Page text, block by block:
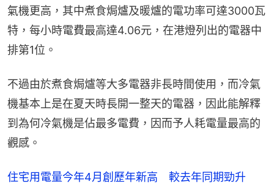
氣機更高，其中煮食焗爐及暖爐的電功率可達3000瓦
特，每小時電費最高達4.06元，在港燈列出的電器中
排第1位。
不過由於煮食焗爐等大多電器非長時間使用，而冷氣
機基本上是在夏天時長開一整天的電器，因此能解釋
到為何冷氣機是佔最多電費，因而予人耗電量最高的
觀感。
住宅用電量今年4月創歷年新高 較去年同期勁升